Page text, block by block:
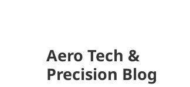
Aero Tech &
Precision Blog